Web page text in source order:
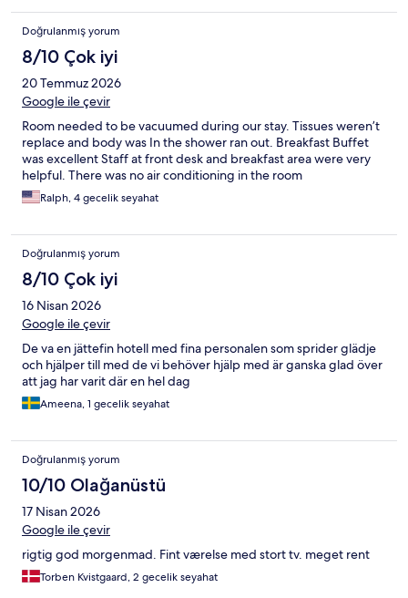
Doğrulanmış yorum
8/10 Çok iyi
20 Temmuz 2026
Google ile çevir
Room needed to be vacuumed during our stay. Tissues weren’t
replace and body was In the shower ran out. Breakfast Buffet
was excellent Staff at front desk and breakfast area were very
helpful. There was no air conditioning in the room
Ralph, 4 gecelik seyahat
Doğrulanmış yorum
8/10 Çok iyi
16 Nisan 2026
Google ile çevir
De va en jättefin hotell med fina personalen som sprider glädje
och hjälper till med de vi behöver hjälp med är ganska glad över
att jag har varit där en hel dag
Ameena, 1 gecelik seyahat
Doğrulanmış yorum
10/10 Olağanüstü
17 Nisan 2026
Google ile çevir
rigtig god morgenmad. Fint værelse med stort tv. meget rent
Torben Kvistgaard, 2 gecelik seyahat